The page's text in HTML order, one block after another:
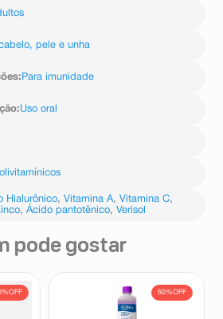
pele e unha
: Para imunidade
:Uso oral
Hialurônico,Vitamina A,Vitamina C,
,Ácido pantotênico,Verisol
pode gostar
OFF 50%OFF